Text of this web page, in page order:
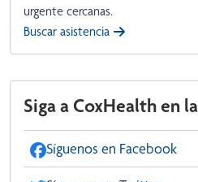
urgente cercanas.
Buscar asistencia
Siga a CoxHealth en
Síguenos en Facebook